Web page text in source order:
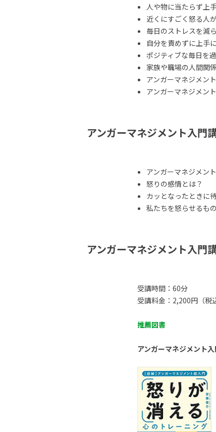
人や物に当たらず上
近くにすごく怒る人
毎日のストレスを減
自分を責めずに上手
ポジティブな毎日を
家族や職場の人間関
アンガーマネジメン
アンガーマネジメン
アンガーマネジメント入門
アンガーマネジメン
怒りの感情とは？
カッとなったときに
私たちを怒らせるも
アンガーマネジメント入門
受講時間：60分
受講料金：2,200円（税
推薦図書
アンガーマネジメント